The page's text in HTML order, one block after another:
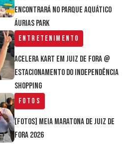
encontrará no parque aquático
Áurias Park
Entretenimento
Acelera Kart em Juiz de Fora @
estacionamento do Independência
Shopping
Fotos
[FOTOS] Meia Maratona de Juiz de
Fora 2026